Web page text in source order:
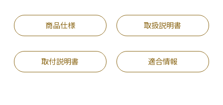
商品仕様 取扱説明書
取付説明書 適合情報